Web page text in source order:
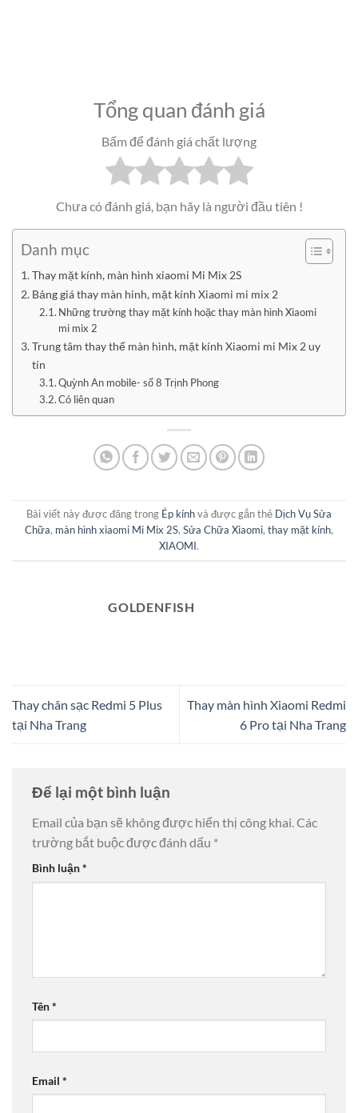
Tổng quan đánh giá
Bấm để đánh giá chất lượng
Chưa có đánh giá, bạn hãy là người đầu tiên !
Danh mục
Thay mặt kính, màn hình xiaomi Mi Mix 2S
Bảng giá thay màn hinh, mặt kính Xiaomi mi mix 2
Những trường thay mặt kính hoặc thay màn hình Xiaomi
mi mix 2
Trung tâm thay thế màn hình, mặt kính Xiaomi mi Mix 2 uy
tín
Quỳnh An mobile- số 8 Trịnh Phong
Có liên quan
Bài viết này được đăng trong Ép kínhvà được gắn thẻ Dịch Vụ Sửa
Chữa, màn hình xiaomi Mi Mix 2S, Sửa Chữa Xiaomi, thay mặt kính,
XIAOMI.
GOLDENFISH
Thay chân sạc Redmi 5 Plus
tại Nha Trang
Thay màn hình Xiaomi Redmi
6 Pro tại Nha Trang
Để lại một bình luận
Email của bạn sẽ không được hiển thị công khai.Các
trường bắt buộc được đánh dấu *
Bình luận*
Tên*
Email *